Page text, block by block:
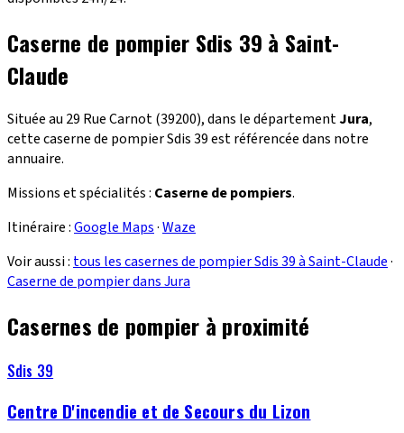
Caserne de pompier Sdis 39 à Saint-
Claude
Située au 29 Rue Carnot (39200), dans le départementJura,
cette caserne de pompier Sdis 39 est référencée dans notre
annuaire.
Missions et spécialités : Caserne de pompiers.
Itinéraire :Google Maps·Waze
Voir aussi : tous les casernes de pompier Sdis 39 à Saint-Claude·
Caserne de pompier dans Jura
Casernes de pompier à proximité
Sdis 39
Centre D'incendie et de Secours du Lizon